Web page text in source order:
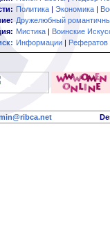
Политика | Экономика |
Дружелюбный
Мистика | Воинские
Информации | Рефератов